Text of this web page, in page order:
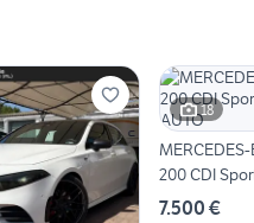
18
200 CDI
AUTO
7.500 €